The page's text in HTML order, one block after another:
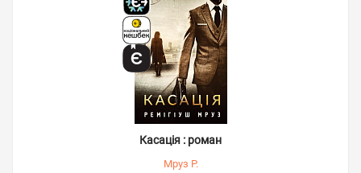
Касація : роман
Мруз Р.